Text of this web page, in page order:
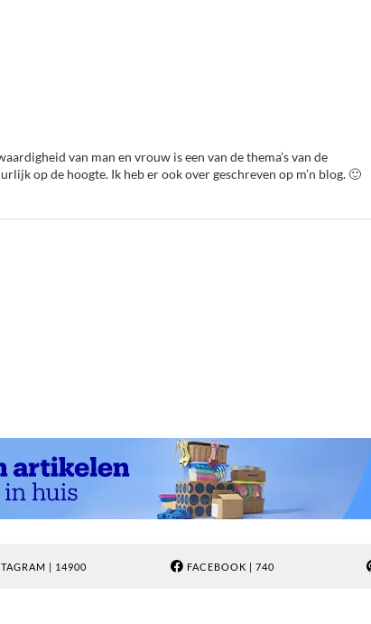
van man en vrouw is een van de thema’s van de
op de hoogte. Ik heb er ook over geschreven op m’n blog. 🙂
| 14900 FACEBOOK | 740